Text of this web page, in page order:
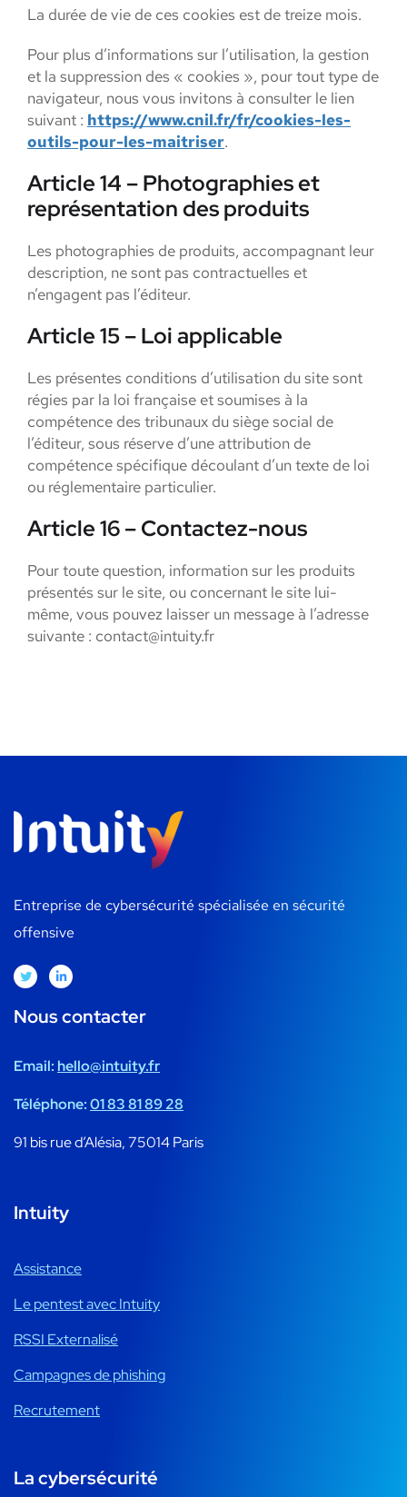
La durée de vie de ces cookies est de treize mois.
Pour plus d’informations sur l’utilisation, la gestion
et la suppression des « cookies », pour tout type de
navigateur, nous vous invitons à consulter le lien
suivant : https://www.cnil.fr/fr/cookies-les-
outils-pour-les-maitriser.
Article 14 – Photographies et
représentation des produits
Les photographies de produits, accompagnant leur
description, ne sont pas contractuelles et
n’engagent pas l’éditeur.
Article 15 – Loi applicable
Les présentes conditions d’utilisation du site sont
régies par la loi française et soumises à la
compétence des tribunaux du siège social de
l’éditeur, sous réserve d’une attribution de
compétence spécifique découlant d’un texte de loi
ou réglementaire particulier.
Article 16 – Contactez-nous
Pour toute question, information sur les produits
présentés sur le site, ou concernant le site lui-
même, vous pouvez laisser un message à l’adresse
suivante : contact@intuity.fr
Entreprise de cybersécurité spécialisée en sécurité
offensive
Nous contacter
Email: hello@intuity.fr
Téléphone:01 83 81 89 28
91 bis rue d’Alésia, 75014 Paris
Intuity
Assistance
Le pentest avec Intuity
RSSI Externalisé
Campagnes de phishing
Recrutement
La cybersécurité